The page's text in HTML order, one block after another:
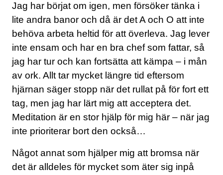
Jag har börjat om igen, men försöker tänka i
lite andra banor och då är det A och O att inte
behöva arbeta heltid för att överleva. Jag lever
inte ensam och har en bra chef som fattar, så
jag har tur och kan fortsätta att kämpa – i mån
av ork. Allt tar mycket längre tid eftersom
hjärnan säger stopp när det rullat på för fort ett
tag, men jag har lärt mig att acceptera det.
Meditation är en stor hjälp för mig här – när jag
inte prioriterar bort den också…
Något annat som hjälper mig att bromsa när
det är alldeles för mycket som äter sig inpå